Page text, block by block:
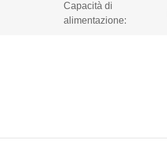
Capacità di
alimentazione: